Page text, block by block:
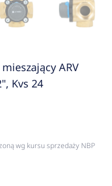
ARV
Kvs 24
wg kursu sprzedaży NBP